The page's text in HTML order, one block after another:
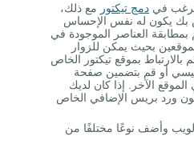
في دمج تيكتور مع ذلك،
بك يكون له نفس الإحساس
العناصر الموجودة في
بحيث يمكن للزوار
بالارتباط بموقع تيكتور الخاص
أو قم بتضمين صفحة
الآخر. إذا كان لديك
ورد بريس الإضافي الخاص
وأضف نوعًا مختلفًا من